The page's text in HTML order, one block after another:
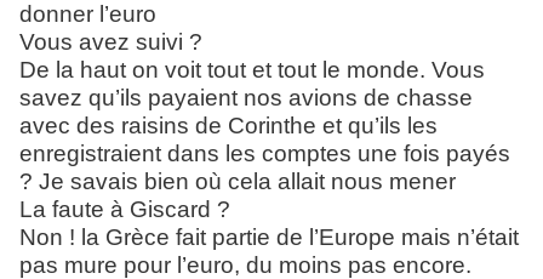
donner l’euro
Vous avez suivi ?
De la haut on voit tout et tout le monde. Vous
savez qu’ils payaient nos avions de chasse
avec des raisins de Corinthe et qu’ils les
enregistraient dans les comptes une fois payés
? Je savais bien où cela allait nous mener
La faute à Giscard ?
Non ! la Grèce fait partie de l’Europe mais n’était
pas mure pour l’euro, du moins pas encore.